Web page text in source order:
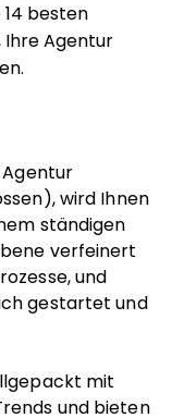
14 besten
Ihre Agentur
Agentur
wird Ihnen
ständigen
verfeinert
und
gestartet und
mit
und bieten